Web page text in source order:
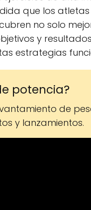
que los
no solo
y
estrategias
potencia?
de
y lanzamientos.